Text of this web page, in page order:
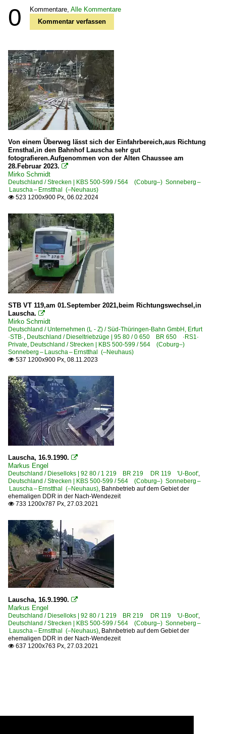
0 Kommentare, Alle Kommentare
Kommentar verfassen
Von einem Überweg lässt sich der Einfahrbereich,aus Richtung
Ernsthal,in den Bahnhof Lauscha sehr gut
fotografieren.Aufgenommen von der Alten Chaussee am
28.Februar 2023. 
Mirko Schmidt
Deutschland / Strecken | KBS 500-599 / 564 (Coburg–) Sonneberg –
Lauscha – Ernstthal (–Neuhaus)
 523 1200x900 Px, 06.02.2024
STB VT 119,am 01.September 2021,beim Richtungswechsel,in
Lauscha. 
Mirko Schmidt
Deutschland / Unternehmen (L - Z) / Süd-Thüringen-Bahn GmbH, Erfurt
·STB·, Deutschland / Dieseltriebzüge | 95 80 / 0 650 BR 650 ·RS1·
Private, Deutschland / Strecken | KBS 500-599 / 564 (Coburg–)
Sonneberg – Lauscha – Ernstthal (–Neuhaus)
 537 1200x900 Px, 08.11.2023
Lauscha, 16.9.1990. 
Markus Engel
Deutschland / Dieselloks | 92 80 / 1 219 BR 219 DR 119 'U-Boot',
Deutschland / Strecken | KBS 500-599 / 564 (Coburg–) Sonneberg –
Lauscha – Ernstthal (–Neuhaus), Bahnbetrieb auf dem Gebiet der
ehemaligen DDR in der Nach-Wendezeit
 733 1200x787 Px, 27.03.2021
Lauscha, 16.9.1990. 
Markus Engel
Deutschland / Dieselloks | 92 80 / 1 219 BR 219 DR 119 'U-Boot',
Deutschland / Strecken | KBS 500-599 / 564 (Coburg–) Sonneberg –
Lauscha – Ernstthal (–Neuhaus), Bahnbetrieb auf dem Gebiet der
ehemaligen DDR in der Nach-Wendezeit
 637 1200x763 Px, 27.03.2021